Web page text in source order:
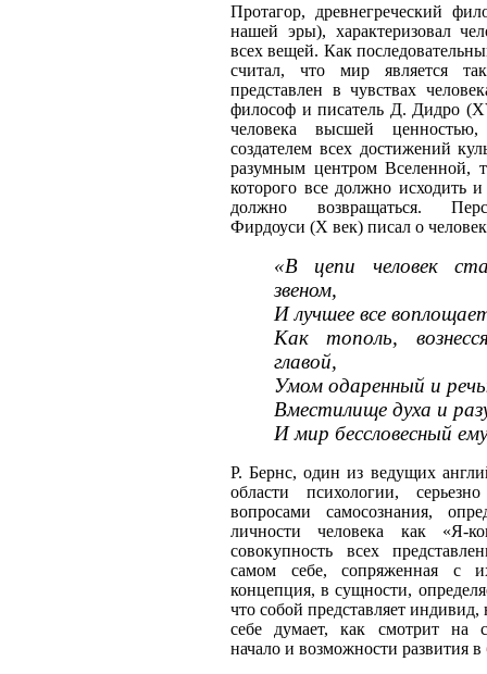
Протагор, древнегреческий
нашей эры), характеризовал
всех вещей. Как
считал, что мир является
представлен в чувствах
философ и писатель Д. Дидро
человека высшей ценностью,
создателем всех достижений
разумным центром Вселенной,
которого все должно исходить
должно возвращаться.
Фирдоуси (X век) писал о
«В цепи человек
звеном,
И лучшее все
Как тополь,
главой,
Умом одаренный и
Вместилище духа и
И мир бессловесный
Р. Бернс, один из ведущих
области психологии,
вопросами самосознания,
личности человека как «Я-
совокупность всех
самом себе, сопряженная с
концепция, в сущности,
что собой представляет индивид,
себе думает, как смотрит на
начало и возможности развития